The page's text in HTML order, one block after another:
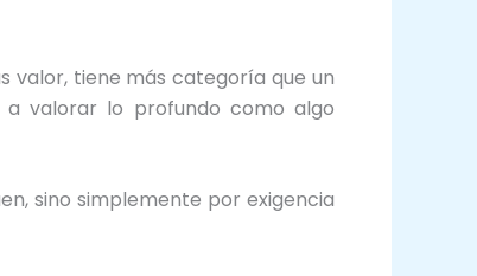
valor, tiene más categoría que un
valorar lo profundo como algo
sino simplemente por exigencia